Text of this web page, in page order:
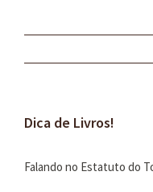
Dica de Livros!
Falando no Estatuto do